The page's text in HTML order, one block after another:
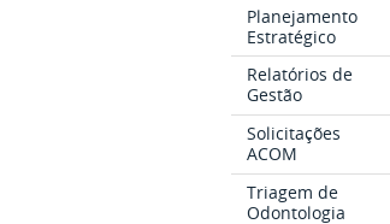
Planejamento
Estratégico
Relatórios de
Gestão
Solicitações
ACOM
Triagem de
Odontologia